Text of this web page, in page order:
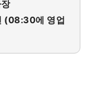
(08:30에 영업